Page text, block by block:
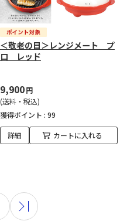
＜敬老の日＞レンジメート プ
ロ レッド
9,900円
(送料・税込)
獲得ポイント : 99
詳細 カートに入れる